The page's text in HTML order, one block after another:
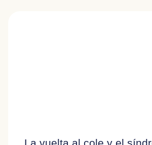
La vuelta al cole y el